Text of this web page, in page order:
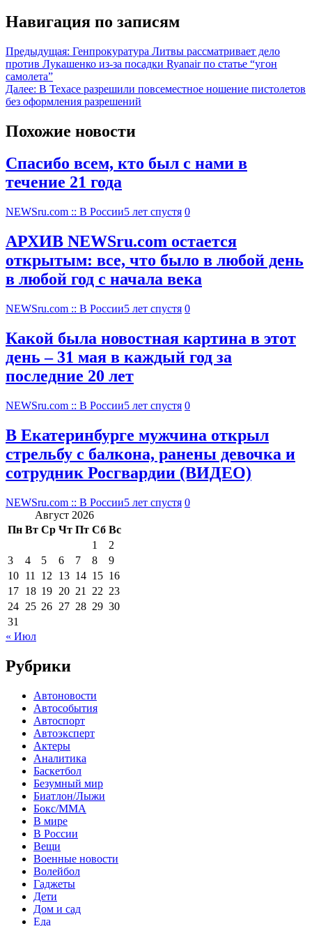
Навигация по записям
Предыдущая: Генпрокуратура Литвы рассматривает дело
против Лукашенко из-за посадки Ryanair по статье “угон
самолета”
Далее: В Техасе разрешили повсеместное ношение пистолетов
без оформления разрешений
Похожие новости
Спасибо всем, кто был с нами в
течение 21 года
NEWSru.com :: В России5 лет спустя 0
АРХИВ NEWSru.com остается
открытым: все, что было в любой день
в любой год с начала века
NEWSru.com :: В России5 лет спустя 0
Какой была новостная картина в этот
день – 31 мая в каждый год за
последние 20 лет
NEWSru.com :: В России5 лет спустя 0
В Екатеринбурге мужчина открыл
стрельбу с балкона, ранены девочка и
сотрудник Росгвардии (ВИДЕО)
NEWSru.com :: В России5 лет спустя 0
Август 2026
Пн Вт Ср Чт Пт Сб Вс
1
2
3
4 5 6 7 8
9
10 11 12 13 14 15 16
17 18 19 20 21 22 23
24 25 26 27 28 29 30
31
« Июл
Рубрики
Автоновости
Автособытия
Автоспорт
Автоэксперт
Актеры
Аналитика
Баскетбол
Безумный мир
Биатлон/Лыжи
Бокс/MMA
В мире
В России
Вещи
Военные новости
Волейбол
Гаджеты
Дети
Дом и сад
Еда